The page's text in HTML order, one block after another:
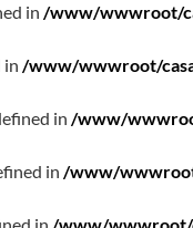
in /www/wwwroot/
in /www/wwwroot/
in /www/
in /www/